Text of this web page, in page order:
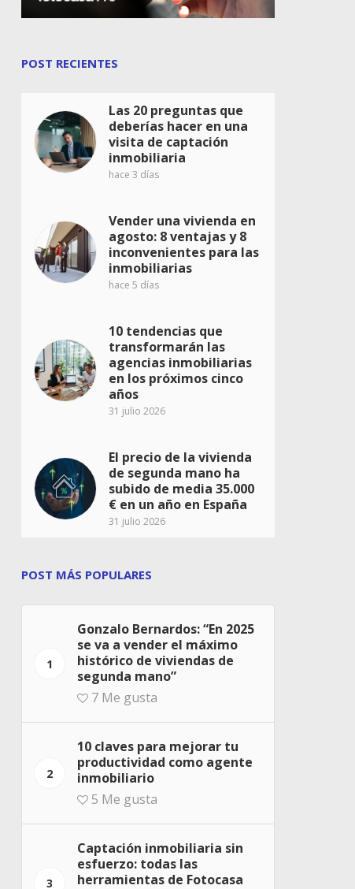
POST RECIENTES
Las 20 preguntas que
deberías hacer en una
visita de captación
inmobiliaria
hace 3 días
Vender una vivienda en
agosto: 8 ventajas y 8
inconvenientes para las
inmobiliarias
hace 5 días
10 tendencias que
transformarán las
agencias inmobiliarias
en los próximos cinco
años
31 julio 2026
El precio de la vivienda
de segunda mano ha
subido de media 35.000
€ en un año en España
31 julio 2026
POST MÁS POPULARES
1
Gonzalo Bernardos: “En 2025
se va a vender el máximo
histórico de viviendas de
segunda mano”
7 Me gusta
2
10 claves para mejorar tu
productividad como agente
inmobiliario
5 Me gusta
3
Captación inmobiliaria sin
esfuerzo: todas las
herramientas de Fotocasa